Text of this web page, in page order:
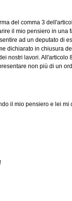
del comma 3
il mio pensiero in una
ad un deputato di
dichiarato in chiusura
nostri lavori. All'articolo
non più di un
il mio pensiero e lei